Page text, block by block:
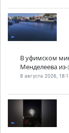
В уфимском
Менделеева
8 августа 2026,